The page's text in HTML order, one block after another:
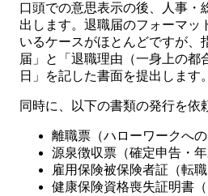
口頭での意思表示の後、人事・
出します。退職届のフォーマッ
いるケースがほとんどですが、
届」と「退職理由（一身上の都
日」を記した書面を提出します。
同時に、以下の書類の発行を依
離職票（ハローワークへ
源泉徴収票（確定申告・年
雇用保険被保険者証（転
健康保険資格喪失証明書